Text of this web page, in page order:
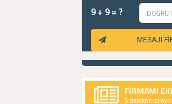
9 + 9 = ?
MESAJI
FİRMAMI
5 dakikanızı